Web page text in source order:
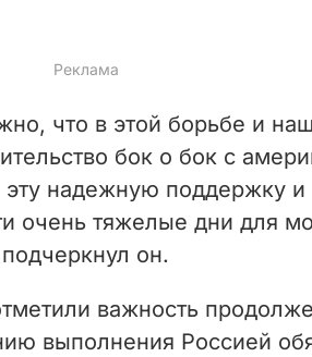
что в этой борьбе и
бок о бок с
эту надежную поддержку
очень тяжелые дни для
он.
важность
выполнения Россией